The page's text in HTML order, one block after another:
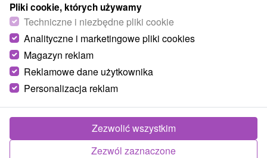
Pliki cookie, których używamy
Techniczne i niezbędne pliki cookie
Analityczne i marketingowe pliki cookies
Magazyn reklam
Reklamowe dane użytkownika
Personalizacja reklam
Zezwól zaznaczone
Zezwolić wszystkim